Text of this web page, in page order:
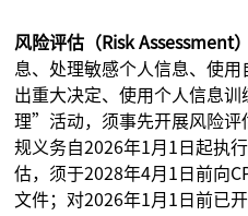
风险评估（Risk Assessment）
息、处理敏感个人信息、使
出重大决定、使用个人信息
理”活动，须事先开展风险评
规义务自2026年1月1日起执
估，须于2028年4月1日前向
文件；对2026年1月1日前已